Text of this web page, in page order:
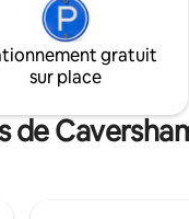
est
premiers
haut débit
l’art
(de
ferme
gratuit
sur place
de